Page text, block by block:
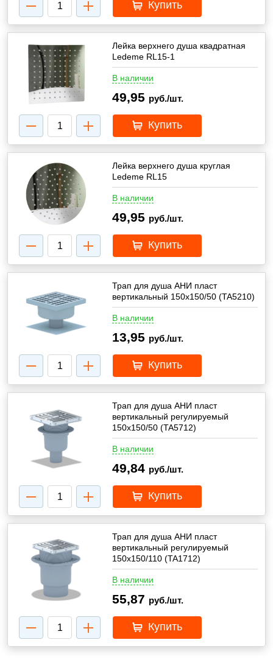
Купить
Лейка верхнего душа квадратная
Ledeme RL15-1
В наличии
49,95 руб./шт.
Купить
Лейка верхнего душа круглая
Ledeme RL15
В наличии
49,95 руб./шт.
Купить
Трап для душа АНИ пласт
вертикальный 150x150/50 (TA5210)
В наличии
13,95 руб./шт.
Купить
Трап для душа АНИ пласт
вертикальный регулируемый
150x150/50 (TA5712)
В наличии
49,84 руб./шт.
Купить
Трап для душа АНИ пласт
вертикальный регулируемый
150x150/110 (TA1712)
В наличии
55,87 руб./шт.
Купить